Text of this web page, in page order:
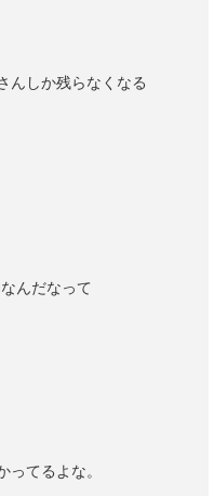
んしか残らなくなる
んだなって
ってるよな。